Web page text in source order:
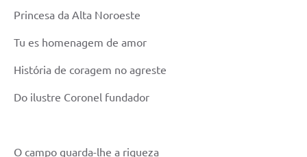
Ouvidoria
Carta de Serviços
Princesa da Alta Noroeste
Tu es homenagem de amor
História de coragem no agreste
Do ilustre Coronel fundador
O campo guarda-lhe a riqueza